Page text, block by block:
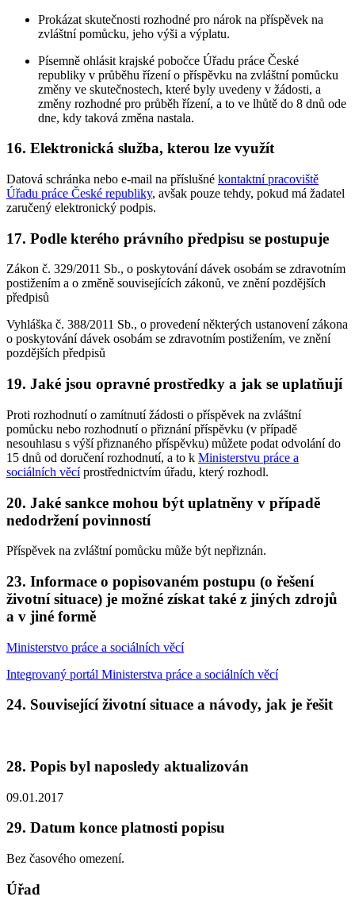
Prokázat skutečnosti rozhodné pro nárok na příspěvek na
zvláštní pomůcku, jeho výši a výplatu.
Písemně ohlásit krajské pobočce Úřadu práce České
republiky v průběhu řízení o příspěvku na zvláštní pomůcku
změny ve skutečnostech, které byly uvedeny v žádosti, a
změny rozhodné pro průběh řízení, a to ve lhůtě do 8 dnů ode
dne, kdy taková změna nastala.
16. Elektronická služba, kterou lze využít
Datová schránka nebo e-mail na příslušné kontaktní pracoviště
Úřadu práce České republiky, avšak pouze tehdy, pokud má žadatel
zaručený elektronický podpis.
17. Podle kterého právního předpisu se postupuje
Zákon č. 329/2011 Sb., o poskytování dávek osobám se zdravotním
postižením a o změně souvisejících zákonů, ve znění pozdějších
předpisů
Vyhláška č. 388/2011 Sb., o provedení některých ustanovení zákona
o poskytování dávek osobám se zdravotním postižením, ve znění
pozdějších předpisů
19. Jaké jsou opravné prostředky a jak se uplatňují
Proti rozhodnutí o zamítnutí žádosti o příspěvek na zvláštní
pomůcku nebo rozhodnutí o přiznání příspěvku (v případě
nesouhlasu s výší přiznaného příspěvku) můžete podat odvolání do
15 dnů od doručení rozhodnutí, a to k Ministerstvu práce a
sociálních věcíprostřednictvím úřadu, který rozhodl.
20. Jaké sankce mohou být uplatněny v případě
nedodržení povinností
Příspěvek na zvláštní pomůcku může být nepřiznán.
23. Informace o popisovaném postupu (o řešení
životní situace) je možné získat také z jiných zdrojů
a v jiné formě
Ministerstvo práce a sociálních věcí
Integrovaný portál Ministerstva práce a sociálních věcí
24. Související životní situace a návody, jak je řešit
28. Popis byl naposledy aktualizován
09.01.2017
29. Datum konce platnosti popisu
Bez časového omezení.
Úřad